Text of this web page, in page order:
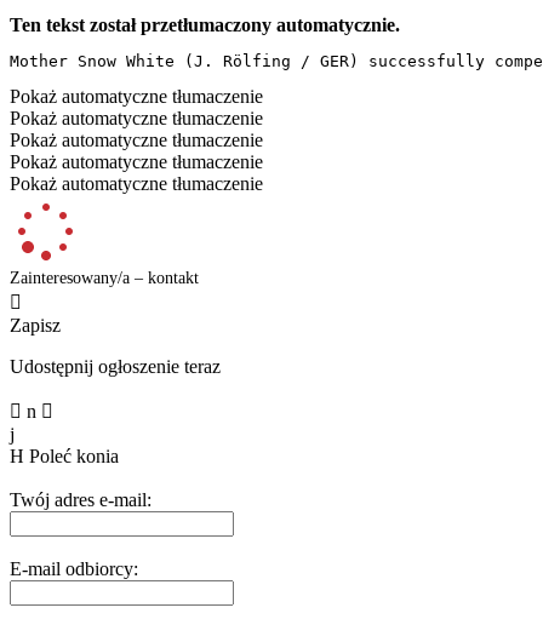
Ten tekst został przetłumaczony automatycznie.
Mother Snow White (J. Rölfing / GER) successfully
Pokaż automatyczne tłumaczenie
Pokaż automatyczne tłumaczenie
Pokaż automatyczne tłumaczenie
Pokaż automatyczne tłumaczenie
Pokaż automatyczne tłumaczenie
Zainteresowany/a – kontakt

Zapisz
Udostępnij ogłoszenie teraz
 n 
j
H Poleć konia
Twój adres e-mail:
E-mail odbiorcy: